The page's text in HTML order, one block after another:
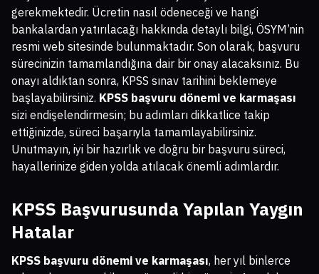
gerekmektedir. Ücretin nasıl ödeneceği ve hangi
bankalardan yatırılacağı hakkında detaylı bilgi, ÖSYM’nin
resmi web sitesinde bulunmaktadır. Son olarak, başvuru
sürecinizin tamamlandığına dair bir onay alacaksınız. Bu
onayı aldıktan sonra, KPSS sınav tarihini beklemeye
başlayabilirsiniz. KPSS başvuru dönemi ve karmaşası
sizi endişelendirmesin; bu adımları dikkatlice takip
ettiğinizde, süreci başarıyla tamamlayabilirsiniz.
Unutmayın, iyi bir hazırlık ve doğru bir başvuru süreci,
hayallerinize giden yolda atılacak önemli adımlardır.
KPSS Başvurusunda Yapılan Yaygın
Hatalar
KPSS başvuru dönemi ve karmaşası, her yıl binlerce